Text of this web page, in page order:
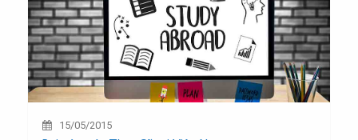
15/05/2015